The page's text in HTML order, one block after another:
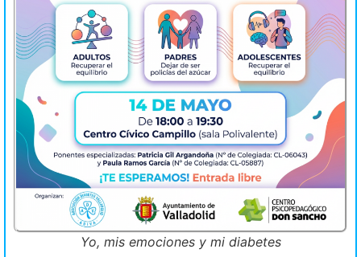
Yo, mis emociones y mi diabetes